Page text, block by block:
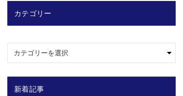
カテゴリー
新着記事